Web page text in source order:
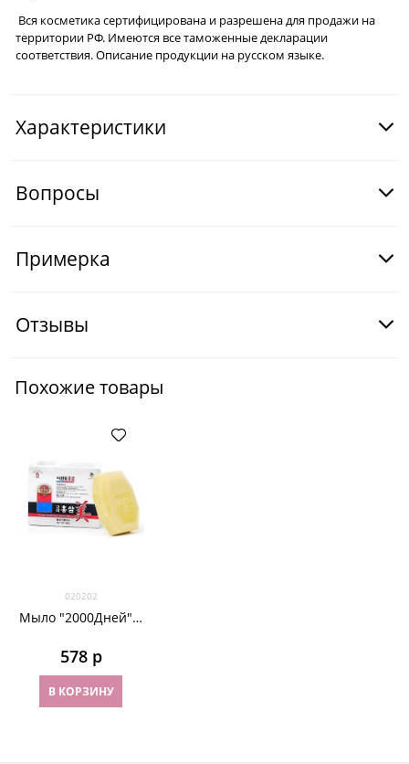
Вся косметика сертифицирована и разрешена для продажи на
территории РФ. Имеются все таможенные декларации
соответствия. Описание продукции на русском языке.
Характеристики
Вопросы
Примерка
Отзывы
Похожие товары
020202
Мыло "2000Дней" с
шестилетнего
красного женьшеня
578 р
В КОРЗИНУ